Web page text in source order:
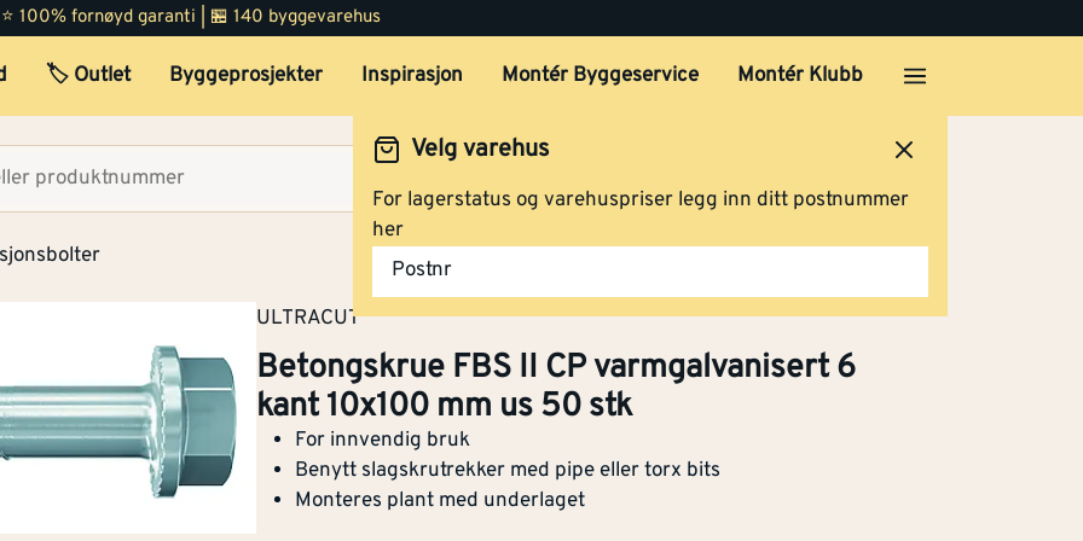
100% fornøyd garanti | 🏪 140 byggevarehus
🏷️ Outlet Byggeprosjekter Inspirasjon Montér Byggeservice Montér Klubb
Velg varehus
For lagerstatus og varehuspriser legg inn ditt postnummer
her
Postnr
ULTRACUT
Betongskrue FBS II CP varmgalvanisert 6
kant 10x100 mm us 50 stk
For innvendig bruk
Benytt slagskrutrekker med pipe eller torx bits
Monteres plant med underlaget
Betongskrue FBS II CP
varmgalvanisert senk 8x90
mm sk 50 stk
Klikk og hent
Betongskrue FBS II CP
varmgalvanisert senk 10x65
mm sk 50 stk
Betongskrue FBS II CP
varmgalvanisert senk 10x100
mm sk 50 stk